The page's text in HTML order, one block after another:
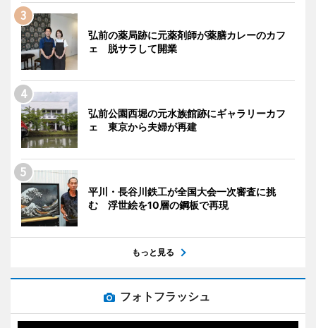
弘前の薬局跡に元薬剤師が薬膳カレーのカフ
ェ 脱サラして開業
弘前公園西堀の元水族館跡にギャラリーカフ
ェ 東京から夫婦が再建
平川・長谷川鉄工が全国大会一次審査に挑
む 浮世絵を10層の鋼板で再現
もっと見る
フォトフラッシュ